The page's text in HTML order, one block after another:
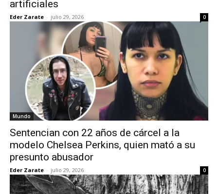
artificiales
Eder Zarate - julio 29, 2026 0
Mundo
Sentencian con 22 años de cárcel a la
modelo Chelsea Perkins, quien mató a su
presunto abusador
Eder Zarate - julio 29, 2026 0